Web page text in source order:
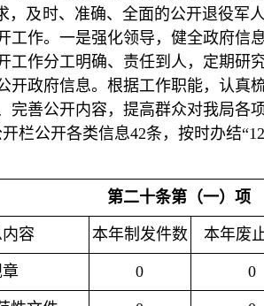
，及时、准确、全面的公开退役
工作。一是强化领导，健全政府
工作分工明确、责任到人，定期研
开政府信息。根据工作职能，认
善公开内容，提高群众对我局各
栏公开各类信息42条，按时办结
第二十条第（一）项
容 本年制发件数 本年废
0 0